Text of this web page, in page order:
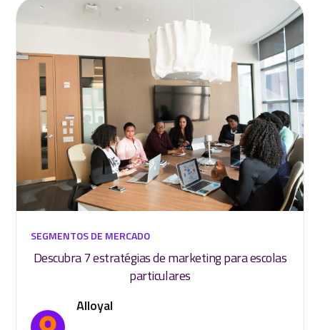
SEGMENTOS DE MERCADO
Descubra 7 estratégias de marketing para escolas
particulares
Alloyal